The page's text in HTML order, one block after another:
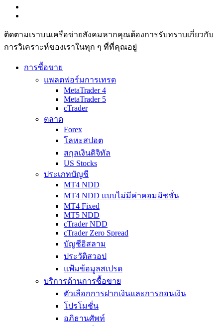
ติดตามเราบนเครือข่ายสังคมหากคุณต้องการรับทราบเกี่ยวกับ
การวิเ­คราะห์ของเราในทุก ๆ ที่ที่คุณอยู่
การซื้อขาย
แพลตฟอร์มการเทรด
MetaTrader 4
MetaTrader 5
cTrader
ตลาด
Forex
โลหะสปอต
สกุลเงินดิจิทัล
US Stocks
ประเภทบัญชี
MT4 NDD
MT4 NDD แบบไม่มีค่าคอมมิชชั่น
MT4 Fixed
MT5 NDD
cTrader NDD
cTrader Zero Spread
บัญชีอิสลาม
ประวัติสวอป
แฟ้มข้อมูลสเปรด
บริการด้านการซื้อขาย
ตัวเลือกการฝากเงินและการถอนเงิน
โปรโมชั่น
อภิธานศัพท์